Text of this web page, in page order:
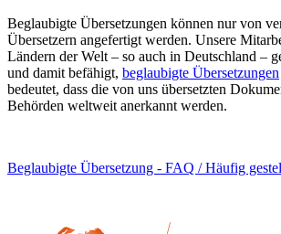
Beglaubigte Übersetzungen können nur von
Übersetzern angefertigt werden. Unsere
Ländern der Welt – so auch in Deutschland –
und damit befähigt, beglaubigte Übersetzungen
bedeutet, dass die von uns übersetzten
Behörden weltweit anerkannt werden.
Beglaubigte Übersetzung - FAQ / Häufig